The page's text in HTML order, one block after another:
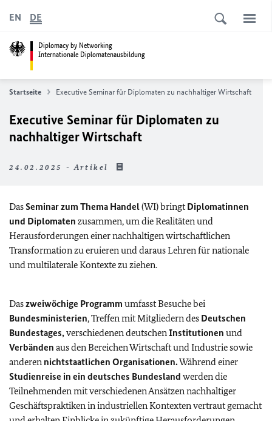
Diplomacy by Networking
Internationale Diplomatenausbildung
EN DE
Startseite Executive Seminar für Diplomaten zu nachhaltiger Wirtschaft
Executive Seminar für Diplomaten zu
nachhaltiger Wirtschaft
24.02.2025 - Artikel
DasSeminar zum Thema Handel(WI) bringtDiplomatinnen
und Diplomaten zusammen, um die Realitäten und
Herausforderungen einer nachhaltigen wirtschaftlichen
Transformation zu eruieren und daraus Lehren für nationale
und multilaterale Kontexte zu ziehen.
Daszweiwöchige Programm umfasst Besuche bei
Bundesministerien, Treffen mit Mitgliedern des Deutschen
Bundestages,verschiedenen deutschenInstitutionen und
Verbänden aus den Bereichen Wirtschaft und Industrie sowie
anderen nichtstaatlichen Organisationen.Während einer
Studienreise in ein deutsches Bundesland werden die
Teilnehmenden mit verschiedenen Ansätzen nachhaltiger
Geschäftspraktiken in industriellen Kontexten vertraut gemacht